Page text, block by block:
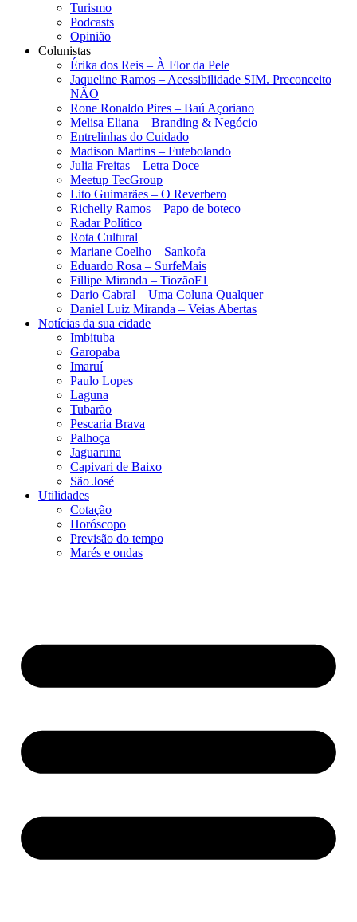
Turismo
Podcasts
Opinião
Colunistas
Érika dos Reis​ – À Flor da Pele
Jaqueline Ramos – Acessibilidade SIM. Preconceito
NÃO
Rone Ronaldo Pires – Baú Açoriano
Melisa Eliana – Branding & Negócio
Entrelinhas do Cuidado
Madison Martins – Futebolando
Julia Freitas​ – Letra Doce
Meetup TecGroup
Lito Guimarães – O Reverbero
Richelly Ramos​ – Papo de boteco
Radar Político
Rota Cultural
Mariane Coelho – Sankofa
Eduardo Rosa​ – SurfeMais
Fillipe Miranda – TiozãoF1
Dario Cabral – Uma Coluna Qualquer
Daniel Luiz Miranda – Veias Abertas
Notícias da sua cidade
Imbituba
Garopaba
Imaruí
Paulo Lopes
Laguna
Tubarão
Pescaria Brava
Palhoça
Jaguaruna
Capivari de Baixo
São José
Utilidades
Cotação
Horóscopo
Previsão do tempo
Marés e ondas